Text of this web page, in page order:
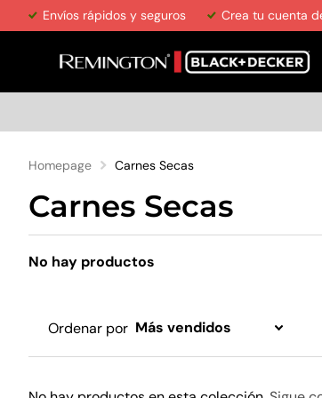
Envíos rápidos y seguros Crea tu cuenta
Homepage Carnes Secas
Carnes Secas
No hay productos
Ordenar por